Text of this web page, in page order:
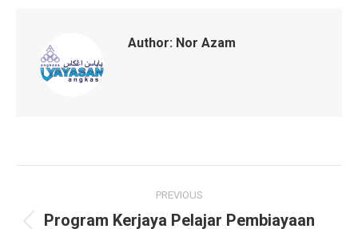
Author: Nor Azam
navigation
PREVIOUS
Program Kerjaya Pelajar Pembiayaan